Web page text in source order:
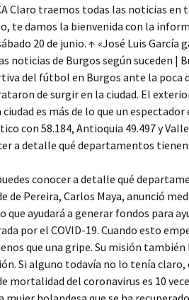
Claro traemos todas las noticias
te damos la bienvenida con la
20 de junio. ↑ «José Luis García
noticias de Burgos según suceden |
del fútbol en Burgos ante la poca
de surgir en la ciudad. El
ciudad es más de lo que un
con 58.184, Antioquia 49.497 y
a detalle qué departamentos tienen
conocer a detalle qué
de Pereira, Carlos Maya, anunció
que ayudará a generar fondos para
por el COVID-19. Cuando esto
que una gripe. Su misión
Si alguno todavía no lo tenía
mortalidad del coronavirus es 10